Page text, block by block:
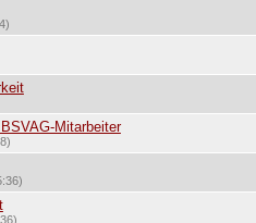
Mitarbeiter